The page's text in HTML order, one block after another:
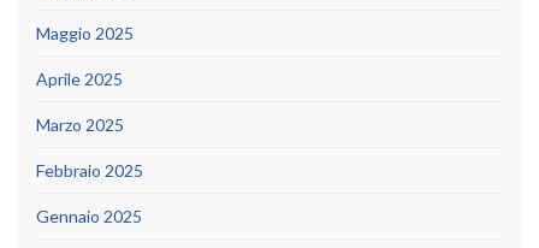
Maggio 2025
Aprile 2025
Marzo 2025
Febbraio 2025
Gennaio 2025